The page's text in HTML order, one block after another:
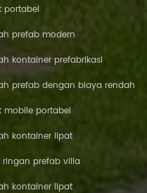
portabel
prefab modern
kontainer prefabrikasi
prefab dengan biaya rendah
mobile portabel
kontainer lipat
ringan prefab villa
kontainer lipat